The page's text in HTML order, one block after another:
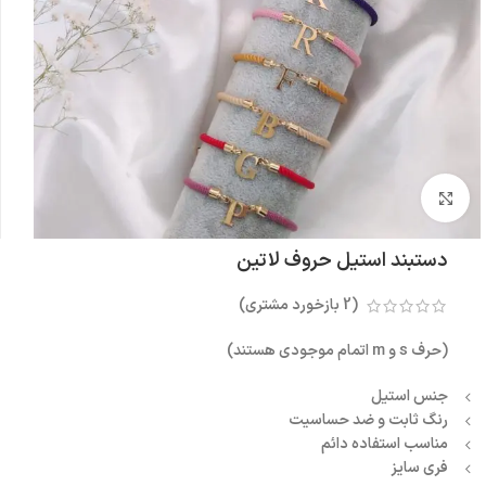
بزرگنمایی تصویر
دستبند استیل حروف لاتین
(
2 بازخورد مشتری)
(حرف s و m اتمام موجودی هستند)
جنس استیل
رنگ ثابت و ضد حساسیت
مناسب استفاده دائم
فری سایز